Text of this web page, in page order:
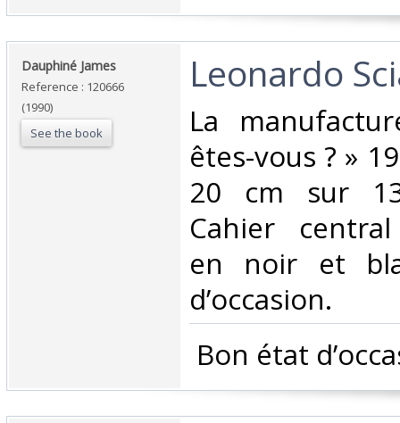
‎Dauphiné James‎
Reference : 120666
(1990)
See the book
‎Leonardo
‎La
êtes-vous ? »
20 cm sur
Cahier central
en noir et
d’occasion.‎
Bon état